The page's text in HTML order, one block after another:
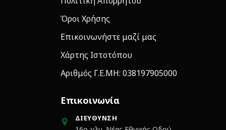
Όροι Χρήσης
Επικοινωνήστε μαζί μας
Χάρτης Ιστοτόπου
Αριθμός Γ.Ε.ΜΗ: 038197905000
Επικοινωνία
ΔΙΕΎΘΥΝΣΗ